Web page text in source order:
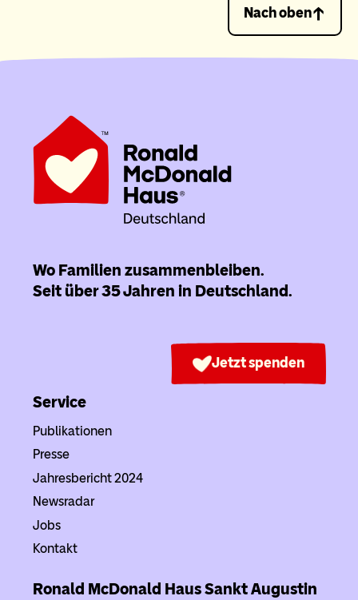
Nach oben
Wo Familien zusammenbleiben.
Seit über 35 Jahren in Deutschland.
Jetzt spenden
Service
Publikationen
Presse
Jahresbericht 2024
Newsradar
Jobs
Kontakt
Ronald McDonald HausSankt Augustin